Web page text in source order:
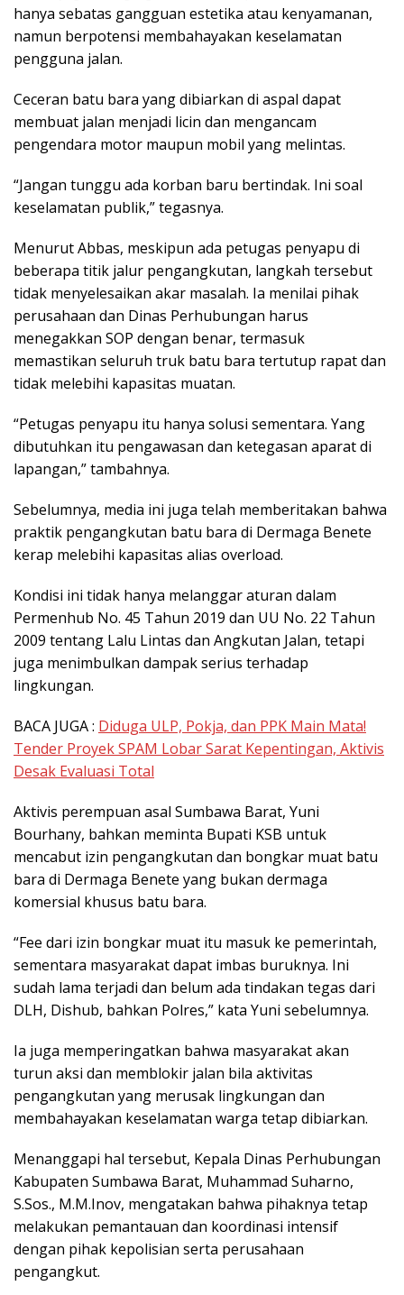
hanya sebatas gangguan estetika atau kenyamanan,
namun berpotensi membahayakan keselamatan
pengguna jalan.
Ceceran batu bara yang dibiarkan di aspal dapat
membuat jalan menjadi licin dan mengancam
pengendara motor maupun mobil yang melintas.
“Jangan tunggu ada korban baru bertindak. Ini soal
keselamatan publik,” tegasnya.
Menurut Abbas, meskipun ada petugas penyapu di
beberapa titik jalur pengangkutan, langkah tersebut
tidak menyelesaikan akar masalah. Ia menilai pihak
perusahaan dan Dinas Perhubungan harus
menegakkan SOP dengan benar, termasuk
memastikan seluruh truk batu bara tertutup rapat dan
tidak melebihi kapasitas muatan.
“Petugas penyapu itu hanya solusi sementara. Yang
dibutuhkan itu pengawasan dan ketegasan aparat di
lapangan,” tambahnya.
Sebelumnya, media ini juga telah memberitakan bahwa
praktik pengangkutan batu bara di Dermaga Benete
kerap melebihi kapasitas alias overload.
Kondisi ini tidak hanya melanggar aturan dalam
Permenhub No. 45 Tahun 2019 dan UU No. 22 Tahun
2009 tentang Lalu Lintas dan Angkutan Jalan, tetapi
juga menimbulkan dampak serius terhadap
lingkungan.
BACA JUGA : Diduga ULP, Pokja, dan PPK Main Mata!
Tender Proyek SPAM Lobar Sarat Kepentingan, Aktivis
Desak Evaluasi Total
Aktivis perempuan asal Sumbawa Barat, Yuni
Bourhany, bahkan meminta Bupati KSB untuk
mencabut izin pengangkutan dan bongkar muat batu
bara di Dermaga Benete yang bukan dermaga
komersial khusus batu bara.
“Fee dari izin bongkar muat itu masuk ke pemerintah,
sementara masyarakat dapat imbas buruknya. Ini
sudah lama terjadi dan belum ada tindakan tegas dari
DLH, Dishub, bahkan Polres,” kata Yuni sebelumnya.
Ia juga memperingatkan bahwa masyarakat akan
turun aksi dan memblokir jalan bila aktivitas
pengangkutan yang merusak lingkungan dan
membahayakan keselamatan warga tetap dibiarkan.
Menanggapi hal tersebut, Kepala Dinas Perhubungan
Kabupaten Sumbawa Barat, Muhammad Suharno,
S.Sos., M.M.Inov, mengatakan bahwa pihaknya tetap
melakukan pemantauan dan koordinasi intensif
dengan pihak kepolisian serta perusahaan
pengangkut.